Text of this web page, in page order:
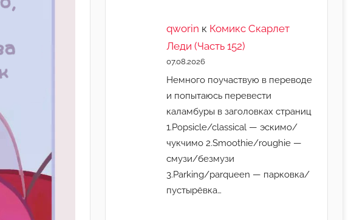
qworin к Комикс Скарлет
Леди (Часть 152)
07.08.2026
Немного поучаствую в переводе
и попытаюсь перевести
каламбуры в заголовках страниц
1.Popsicle/classical — эскимо/
чукчимо 2.Smoothie/roughie —
смузи/безмузи
3.Parking/parqueen — парковка/
пустырёвка…